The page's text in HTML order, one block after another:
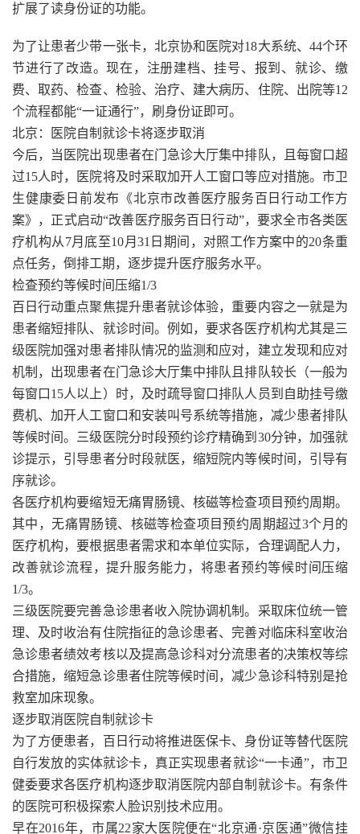
扩展了读身份证的功能。
为了让患者少带一张卡，北京协和医院对18大系统、44个环
节进行了改造。现在，注册建档、挂号、报到、就诊、缴
费、取药、检查、检验、治疗、建大病历、住院、出院等12
个流程都能“一证通行”，刷身份证即可。
北京：医院自制就诊卡将逐步取消
今后，当医院出现患者在门急诊大厅集中排队，且每窗口超
过15人时，医院将及时采取加开人工窗口等应对措施。市卫
生健康委日前发布《北京市改善医疗服务百日行动工作方
案》，正式启动“改善医疗服务百日行动”，要求全市各类医
疗机构从7月底至10月31日期间，对照工作方案中的20条重
点任务，倒排工期，逐步提升医疗服务水平。
检查预约等候时间压缩1/3
百日行动重点聚焦提升患者就诊体验，重要内容之一就是为
患者缩短排队、就诊时间。例如，要求各医疗机构尤其是三
级医院加强对患者排队情况的监测和应对，建立发现和应对
机制，出现患者在门急诊大厅集中排队且排队较长（一般为
每窗口15人以上）时，及时疏导窗口排队人员到自助挂号缴
费机、加开人工窗口和安装叫号系统等措施，减少患者排队
等候时间。三级医院分时段预约诊疗精确到30分钟，加强就
诊提示，引导患者分时段就医，缩短院内等候时间，引导有
序就诊。
各医疗机构要缩短无痛胃肠镜、核磁等检查项目预约周期。
其中，无痛胃肠镜、核磁等检查项目预约周期超过3个月的
医疗机构，要根据患者需求和本单位实际，合理调配人力，
改善就诊流程，提升服务能力，将患者预约等候时间压缩
1/3。
三级医院要完善急诊患者收入院协调机制。采取床位统一管
理、及时收治有住院指征的急诊患者、完善对临床科室收治
急诊患者绩效考核以及提高急诊科对分流患者的决策权等综
合措施，缩短急诊患者住院等候时间，减少急诊科特别是抢
救室加床现象。
逐步取消医院自制就诊卡
为了方便患者，百日行动将推进医保卡、身份证等替代医院
自行发放的实体就诊卡，真正实现患者就诊“一卡通”，市卫
健委要求各医疗机构逐步取消医院内部自制就诊卡。有条件
的医院可积极探索人脸识别技术应用。
早在2016年，市属22家大医院便在“北京通·京医通”微信挂